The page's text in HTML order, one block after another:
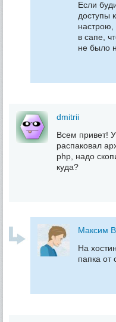
Если
доступы
настрою,
в сапе,
не было
dmitrii
Всем привет!
распаковал
php, надо
куда?
Максим
На
папка от